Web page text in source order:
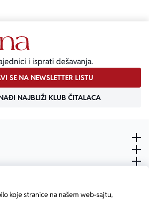
koje stranice na našem web-sajtu,
i isprati dešavanja.
SE NA NEWSLETTER LISTU
NAJBLIŽI KLUB ČITALACA